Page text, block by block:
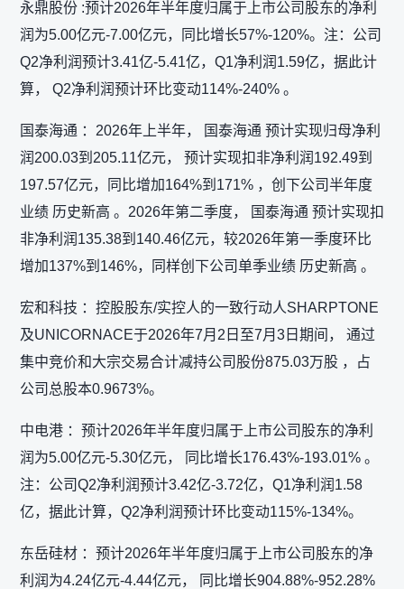
永鼎股份 :预计2026年半年度归属于上市公司股东的净利
润为5.00亿元-7.00亿元，同比增长57%-120%。注：公司
Q2净利润预计3.41亿-5.41亿，Q1净利润1.59亿，据此计
算， Q2净利润预计环比变动114%-240% 。
国泰海通 ：2026年上半年， 国泰海通 预计实现归母净利
润200.03到205.11亿元， 预计实现扣非净利润192.49到
197.57亿元，同比增加164%到171% ，创下公司半年度
业绩 历史新高 。2026年第二季度， 国泰海通 预计实现扣
非净利润135.38到140.46亿元，较2026年第一季度环比
增加137%到146%，同样创下公司单季业绩 历史新高 。
宏和科技 ：控股股东/实控人的一致行动人SHARPTONE
及UNICORNACE于2026年7月2日至7月3日期间， 通过
集中竞价和大宗交易合计减持公司股份875.03万股 ，占
公司总股本0.9673%。
中电港 ：预计2026年半年度归属于上市公司股东的净利
润为5.00亿元-5.30亿元， 同比增长176.43%-193.01% 。
注：公司Q2净利润预计3.42亿-3.72亿，Q1净利润1.58
亿，据此计算，Q2净利润预计环比变动115%-134%。
东岳硅材 ：预计2026年半年度归属于上市公司股东的净
利润为4.24亿元-4.44亿元， 同比增长904.88%-952.28%